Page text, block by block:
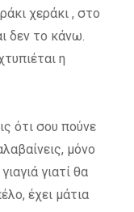
χεράκι , στο
δεν το κάνω.
η
ότι σου πούνε
μόνο
γιατί θα
έχει μάτια